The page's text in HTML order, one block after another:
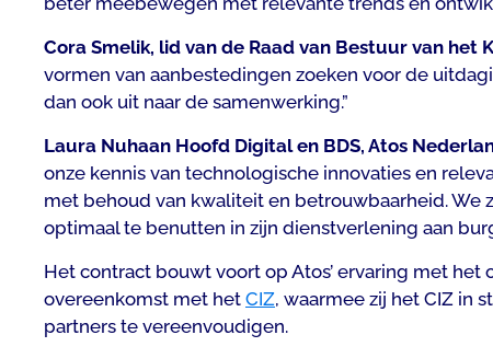
Cora Smelik, lid van de Raad van Bestuur van het
vormen van aanbestedingen zoeken voor de
dan ook uit naar de samenwerking.”
Laura Nuhaan Hoofd Digital en BDS, Atos
onze kennis van technologische innovaties en
met behoud van kwaliteit en betrouwbaarheid.
optimaal te benutten in zijn dienstverlening aan
Het contract bouwt voort op Atos’ ervaring met
overeenkomst met het CIZ, waarmee zij het CIZ in
partners te vereenvoudigen.